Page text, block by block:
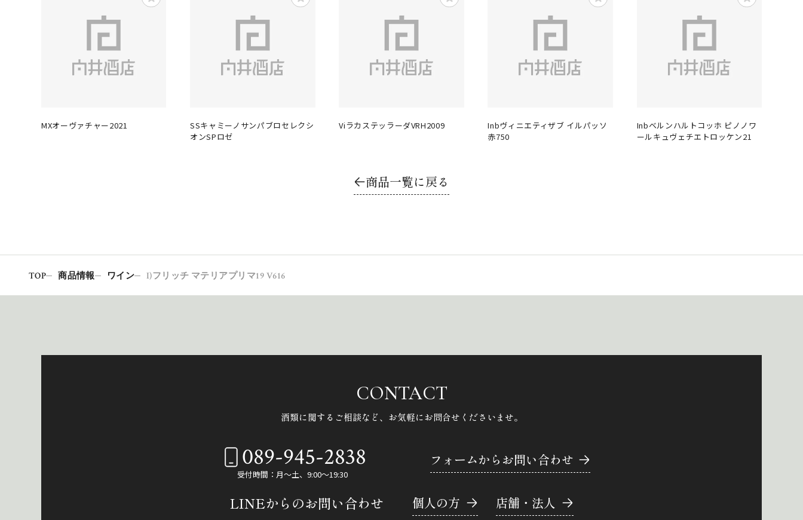
MXオーヴァチャー2021
SSキャミーノサンパブロセレクシ
オンSPロゼ
ViラカステッラーダVRH2009
Inbヴィニエティザブ イルパッソ
赤750
Inbベルンハルトコッホ ピノノワ
ールキュヴェチエトロッケン21
商品一覧に戻る
TOP 商品情報 ワイン I)フリッチ マテリアプリマ19 V616
CONTACT
酒類に関するご相談など、 お気軽にお問合せくださいませ。
089-945-2838
受付時間：月～土、9:00～19:30
フォームからお問い合わせ
LINEからのお問い合わせ 個人の方 店舗・法人